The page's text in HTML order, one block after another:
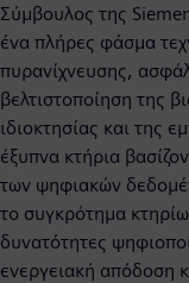
Σύμβουλος της
ένα πλήρες φάσμα
πυρανίχνευσης,
βελτιστοποίηση της
ιδιοκτησίας και της
έξυπνα κτήρια
των ψηφιακών
το συγκρότημα
δυνατότητες
ενεργειακή απόδοση